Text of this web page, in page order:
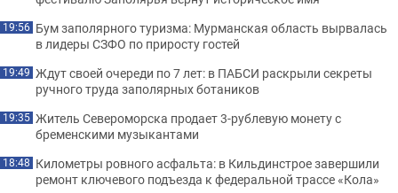
19:56 Бум заполярного туризма: Мурманская область вырвалась
в лидеры СЗФО по приросту гостей
19:49 Ждут своей очереди по 7 лет: в ПАБСИ раскрыли секреты
ручного труда заполярных ботаников
19:35 Житель Североморска продает 3-рублевую монету с
бременскими музыкантами
18:48 Километры ровного асфальта: в Кильдинстрое завершили
ремонт ключевого подъезда к федеральной трассе «Кола»